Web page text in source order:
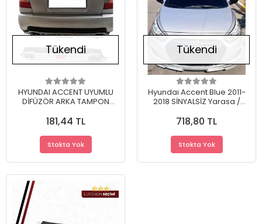
Tükendi
HYUNDAI ACCENT UYUMLU
DİFÜZÖR ARKA TAMPON
181,44 TL
Stokta Yok
Tükendi
Hyundai Accent Blue 2011-
2018 SİNYALSİZ Yarasa /
718,80 TL
Stokta Yok